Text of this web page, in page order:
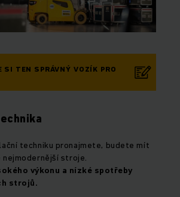
SI TEN SPRÁVNÝ VOZÍK PRO
techniku pronajmete, budete mít
stroje.
výkonu a nízké spotřeby
strojů.